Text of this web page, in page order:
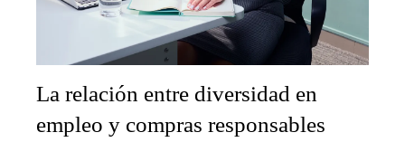
La relación entre diversidad en
empleo y compras responsables